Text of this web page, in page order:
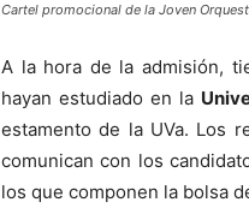
Cartel promocional de la Joven
A la hora de la admisión,
hayan estudiado en la
estamento de la UVa. Los
comunican con los
los que componen la bolsa